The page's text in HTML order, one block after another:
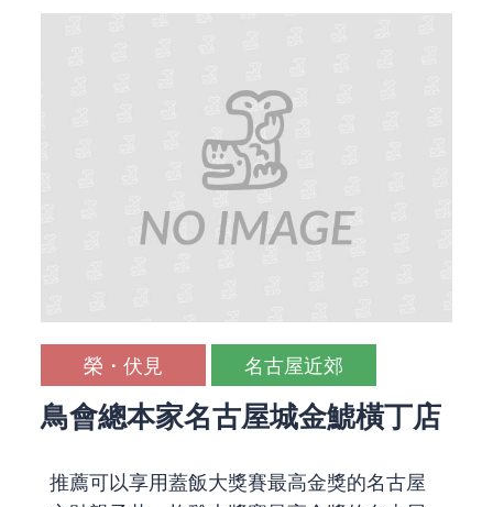
榮・伏見 名古屋近郊
鳥會總本家名古屋城金鯱橫丁店
推薦可以享用蓋飯大獎賽最高金獎的名古屋